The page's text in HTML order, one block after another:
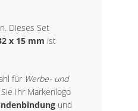
Dieses Set
x 15 mm ist
für Werbe- und
Ihr Markenlogo
und